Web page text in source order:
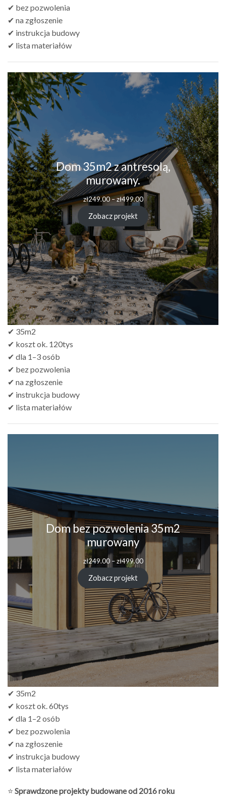
✔ bez pozwolenia
✔ na zgłoszenie
✔ instrukcja budowy
✔ lista materiałów
Dom 35m2 z antresolą,
murowany.
zł249.00–zł499.00Zakres
cen:
od
zł249.00
do
zł499.00
Zobacz projekt
✔ 35m2
✔ koszt ok. 120tys
✔ dla 1–3 osób
✔ bez pozwolenia
✔ na zgłoszenie
✔ instrukcja budowy
✔ lista materiałów
Dom bez pozwolenia 35m2
murowany
zł249.00 – zł499.00Zakres
od
zł249.00
do
zł499.00
Zobacz projekt
✔ 35m2
✔ koszt ok. 60tys
✔ dla 1–2 osób
✔ bez pozwolenia
✔ na zgłoszenie
✔ instrukcja budowy
✔ lista materiałów
⭐ Sprawdzone projekty budowane od 2016 roku